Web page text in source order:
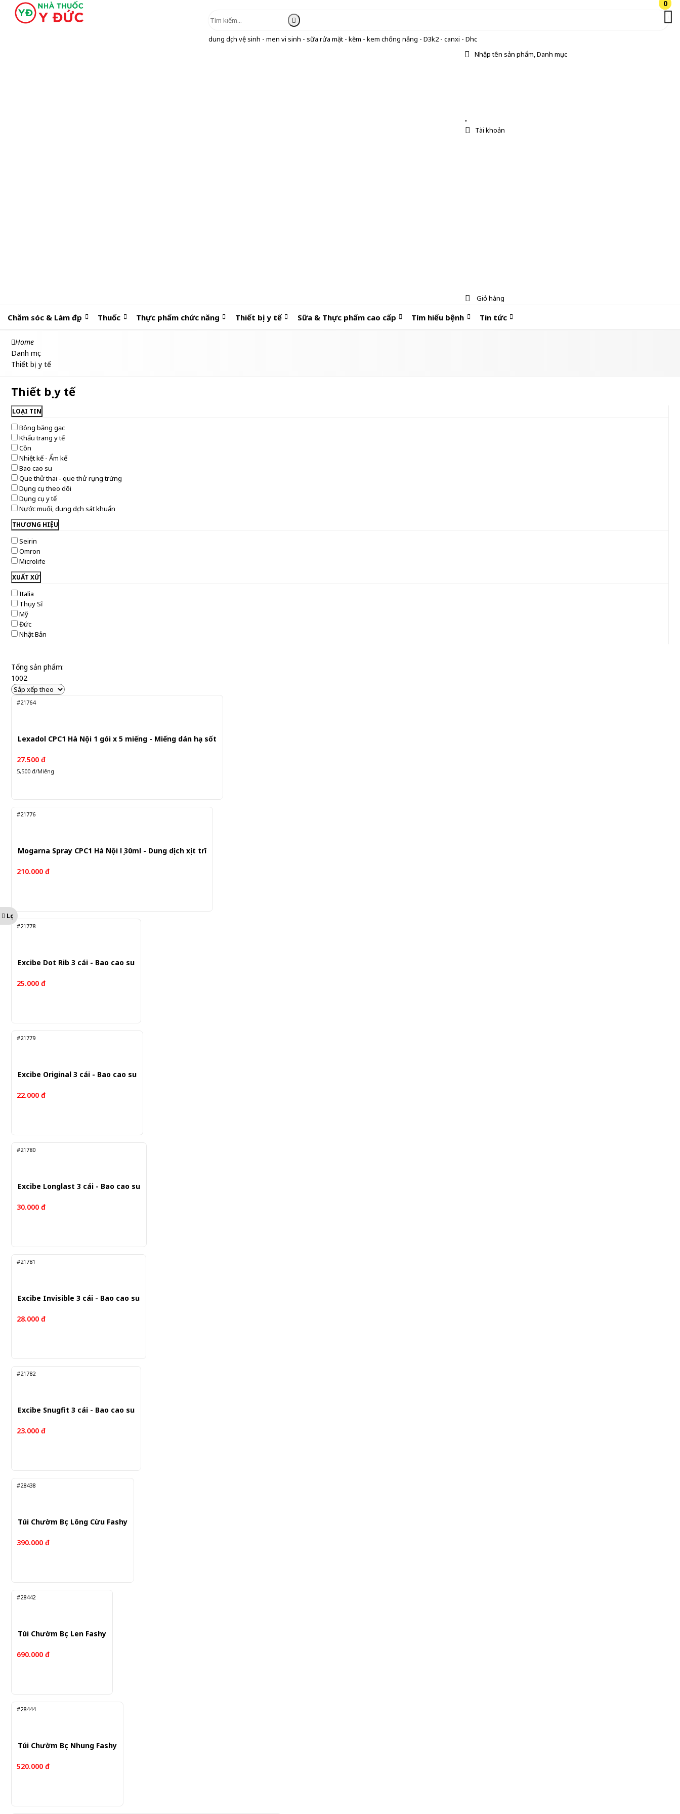
dung dịch vệ sinh - men vi sinh - sữa rửa mặt - kẽm - kem chống nắng - D3k2 - canxi - Dhc
Nhập tên sản phẩm, Danh mục
0
Tài khoản
0
Giỏ hàng
Chăm sóc & Làm đẹp Thuốc Thực phẩm chức năng Thiết bị y tế Sữa & Thực phẩm cao cấp Tìm hiểu bệnh Tin tức
Home
Danh mục
Thiết bị y tế
Thiết bị y tế
LOẠI TIN
Bông băng gạc
Khẩu trang y tế
Cồn
Nhiệt kế - Ẩm kế
Bao cao su
Que thử thai - que thử rụng trứng
Dụng cụ theo dõi
Dụng cụ y tế
Nước muối, dung dịch sát khuẩn
THƯƠNG HIỆU
Seirin
Omron
Microlife
XUẤT XỨ
Italia
Thụy Sĩ
Mỹ
Đức
Nhật Bản
Tổng sản phẩm:
1002
#21764
Lexadol CPC1 Hà Nội 1 gói x 5 miếng - Miếng dán hạ sốt
27.500 đ
5,500 đ/Miếng
#21776
Mogarna Spray CPC1 Hà Nội lọ 30ml - Dung dịch xịt trĩ
210.000 đ
#21778
Excibe Dot Rib 3 cái - Bao cao su
25.000 đ
#21779
Excibe Original 3 cái - Bao cao su
22.000 đ
#21780
Excibe Longlast 3 cái - Bao cao su
30.000 đ
#21781
Excibe Invisible 3 cái - Bao cao su
28.000 đ
#21782
Excibe Snugfit 3 cái - Bao cao su
23.000 đ
#28438
Túi Chườm Bọc Lông Cừu Fashy
390.000 đ
#28442
Túi Chườm Bọc Len Fashy
690.000 đ
#28444
Túi Chườm Bọc Nhung Fashy
520.000 đ
Lọc